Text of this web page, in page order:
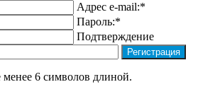
Адрес e-mail:*
Пароль:*
Подтверждение
6 символов длиной.